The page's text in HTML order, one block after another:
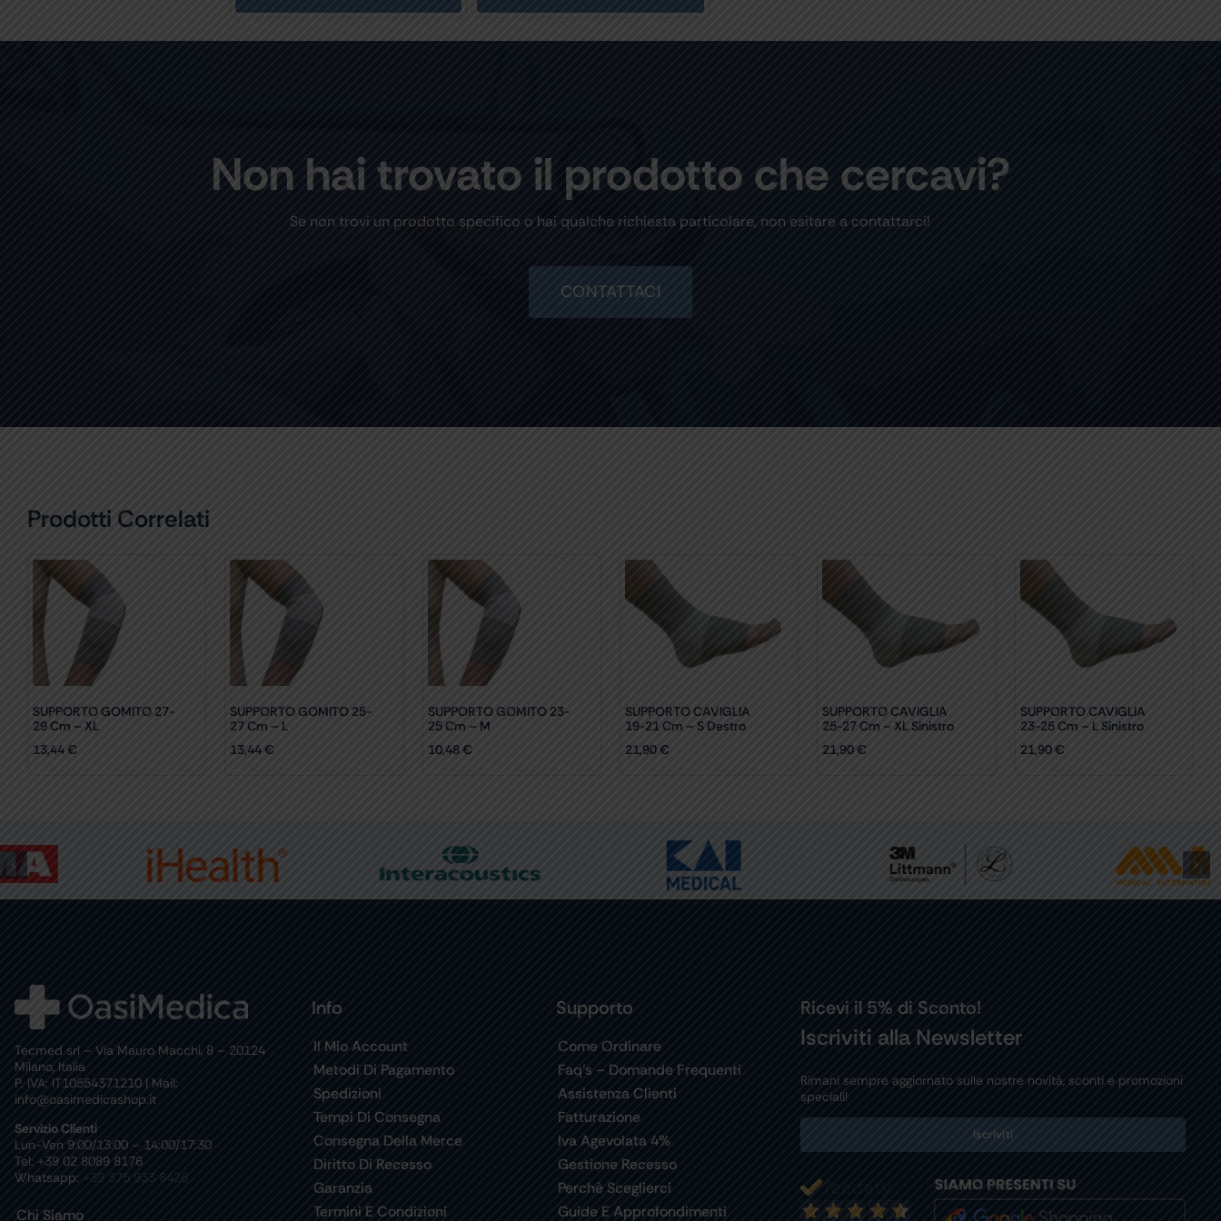
Non hai trovato il prodotto che cercavi?
Se non trovi un prodotto specifico o hai qualche richiesta particolare, non esitare a contattarci!
CONTATTACI
Prodotti Correlati
SUPPORTO GOMITO 27-
29 Cm – XL
13,44 €
SUPPORTO GOMITO 25-
27 Cm – L
13,44€
SUPPORTO GOMITO 23-
25 Cm – M
10,48€
SUPPORTO CAVIGLIA
19-21 Cm – S Destro
21,90€
SUPPORTO CAVIGLIA
25-27 Cm – XL Sinistro
21,90€
SUPPORTO CAVIGLIA
23-25 Cm – L Sinistro
21,90€
Tecmed srl – Via Mauro Macchi, 8 – 20124
Milano, Italia
P. IVA: IT10554371210 | Mail:
info@oasimedicashop.it
Servizio Clienti
Lun-Ven 9:00/13:00 – 14:00/17:30
Tel: +39 02 8089 8176
Whatsapp: +39 375 933 8426
Chi Siamo
Info
Il Mio Account
Metodi Di Pagamento
Spedizioni
Tempi Di Consegna
Consegna Della Merce
Diritto Di Recesso
Garanzia
Termini E Condizioni
Supporto
Come Ordinare
Faq’s – Domande Frequenti
Assistenza Clienti
Fatturazione
Iva Agevolata 4%
Gestione Recesso
Perchè Sceglierci
Guide E Approfondimenti
Ricevi il 5% di Sconto!
Iscriviti alla Newsletter
Rimani sempre aggiornato sulle nostre novità, sconti e promozioni
speciali!
Iscriviti